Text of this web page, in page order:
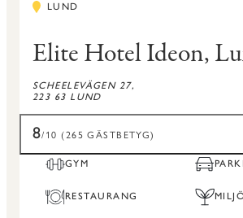
LUND
Elite Hotel Ideon,
SCHEELEVÄGEN 27,
223 63 LUND
8/10 (265 GÄSTBETYG)
GYM
RESTAURANG